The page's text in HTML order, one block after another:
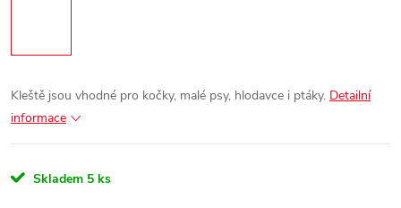
Kleště jsou vhodné pro kočky, malé psy, hlodavce i ptáky. Detailní
informace
Skladem 5 ks